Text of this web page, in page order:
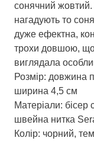
сонячний жовтий.
нагадують то
дуже ефектна,
трохи довшою,
виглядала
Розмір: довжина
ширина 4,5 см
Матеріали: бісер
швейна нитка
Колір: чорний,